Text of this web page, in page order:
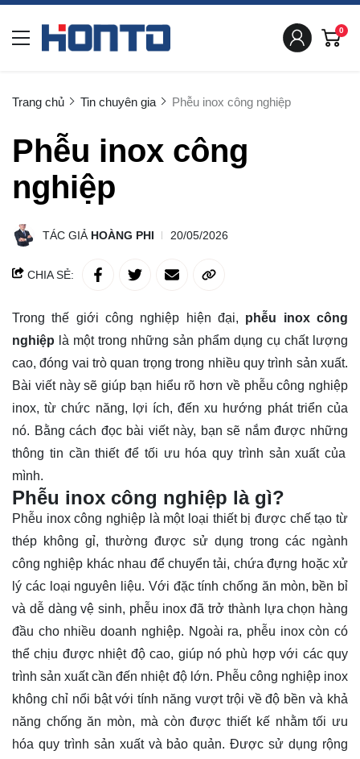
0
Trang chủ Tin chuyên gia Phễu inox công nghiệp
Phễu inox công
nghiệp
TÁC GIẢ HOÀNG PHI 20/05/2026
CHIA SẺ:
Trong thế giới công nghiệp hiện đại, phễu inox công
nghiệp là một trong những sản phẩm dụng cụ chất lượng
cao, đóng vai trò quan trọng trong nhiều quy trình sản xuất.
Bài viết này sẽ giúp bạn hiểu rõ hơn về phễu công nghiệp
inox, từ chức năng, lợi ích, đến xu hướng phát triển của
nó. Bằng cách đọc bài viết này, bạn sẽ nắm được những
thông tin cần thiết để tối ưu hóa quy trình sản xuất của
mình.
Phễu inox công nghiệp là gì?
Phễu inox công nghiệp là một loại thiết bị được chế tạo từ
thép không gỉ, thường được sử dụng trong các ngành
công nghiệp khác nhau để chuyển tải, chứa đựng hoặc xử
lý các loại nguyên liệu. Với đặc tính chống ăn mòn, bền bỉ
và dễ dàng vệ sinh, phễu inox đã trở thành lựa chọn hàng
đầu cho nhiều doanh nghiệp. Ngoài ra, phễu inox còn có
thể chịu được nhiệt độ cao, giúp nó phù hợp với các quy
trình sản xuất cần đến nhiệt độ lớn. Phễu công nghiệp inox
không chỉ nổi bật với tính năng vượt trội về độ bền và khả
năng chống ăn mòn, mà còn được thiết kế nhằm tối ưu
hóa quy trình sản xuất và bảo quản. Được sử dụng rộng